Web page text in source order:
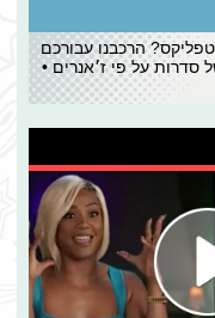
הרכבנו עבורכם
על פי ז׳אנרים •